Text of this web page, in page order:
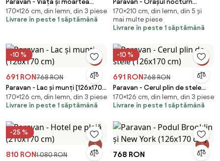
Paravan - Viața și moartea
(126x170 cm)
170×126 cm, din lemn, din 3 piese
Livrare în peste 1 săptămână
Paravan - Orașul nocturn
(210x170 cm)
170×210 cm, din lemn, din 5 și
mai multe piese
Livrare în peste 1 săptămână
-10 %
691 RON768 RON
Paravan - Lac și munți (126x170
cm)
170×126 cm, din lemn, din 3 piese
Livrare în peste 1 săptămână
-10 %
691 RON768 RON
Paravan - Cerul plin de stele
(126x170 cm)
170×126 cm, din lemn, din 3 piese
Livrare în peste 1 săptămână
-25 %
810 RON1.080 RON
768 RON